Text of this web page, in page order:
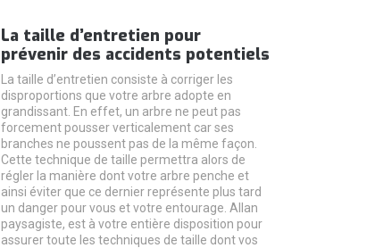
La taille d’entretien pour
prévenir des accidents potentiels
La taille d’entretien consiste à corriger les
disproportions que votre arbre adopte en
grandissant. En effet, un arbre ne peut pas
forcement pousser verticalement car ses
branches ne poussent pas de la même façon.
Cette technique de taille permettra alors de
régler la manière dont votre arbre penche et
ainsi éviter que ce dernier représente plus tard
un danger pour vous et votre entourage. Allan
paysagiste, est à votre entière disposition pour
assurer toute les techniques de taille dont vos